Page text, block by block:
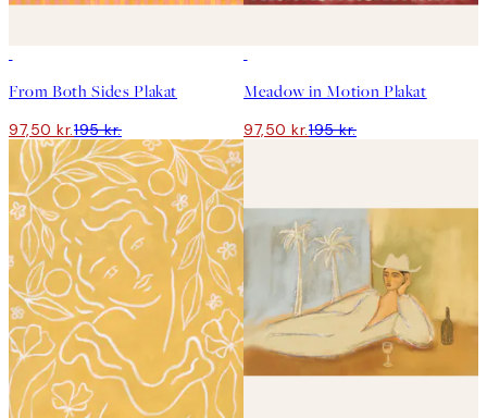
From Both Sides Plakat
97,50 kr.195 kr.
Meadow in Motion Plakat
97,50 kr.195 kr.